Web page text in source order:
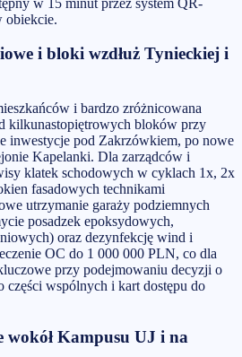
obiekcie.
i bloki wzdłuż Tynieckiej i
i bardzo zróżnicowana
kilkunastopiętrowych bloków przy
inwestycje pod Zakrzówkiem, po nowe
Kapelanki. Dla zarządców i
klatek schodowych w cyklach 1x, 2x
fasadowych technikami
utrzymanie garaży podziemnych
posadzek epoksydowych,
oraz dezynfekcję wind i
OC do 1 000 000 PLN, co dla
przy podejmowaniu decyzji o
części wspólnych i kart dostępu do
wokół Kampusu UJ i na